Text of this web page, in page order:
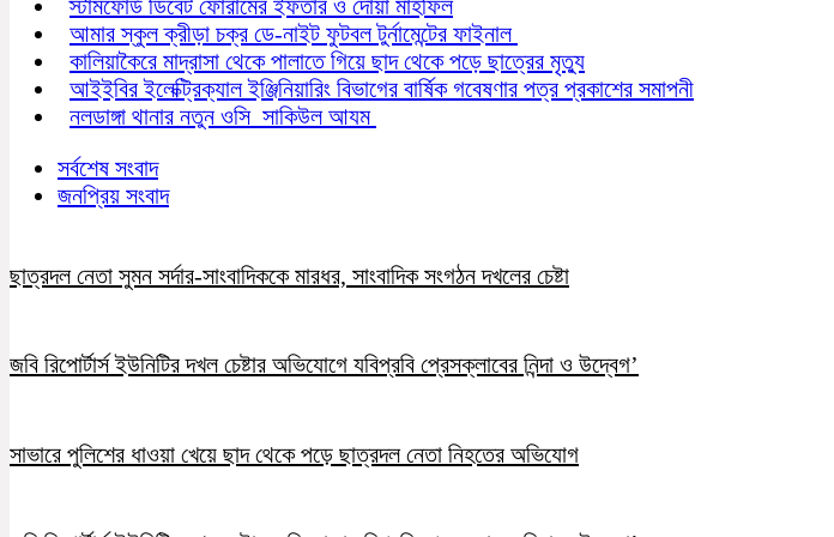
স্টামফোর্ড ডিবেট ফোরামের ইফতার ও দোয়া মাহফিল
আমার স্কুল ক্রীড়া চক্র ডে-নাইট ফুটবল টুর্নামেন্টের ফাইনাল
কালিয়াকৈরে মাদ্রাসা থেকে পালাতে গিয়ে ছাদ থেকে পড়ে ছাত্রের মৃত্যু
আইইবির ইলেক্ট্রিক্যাল ইঞ্জিনিয়ারিং বিভাগের বার্ষিক গবেষণার পত্র প্রকাশের সমাপনী
নলডাঙ্গা থানার নতুন ওসি সাকিউল আযম
সর্বশেষ সংবাদ
জনপ্রিয় সংবাদ
ছাত্রদল নেতা সুমন সর্দার-সাংবাদিককে মারধর, সাংবাদিক সংগঠন দখলের চেষ্টা
জবি রিপোর্টার্স ইউনিটির দখল চেষ্টার অভিযোগে যবিপ্রবি প্রেসক্লাবের নিন্দা ও উদ্বেগ’
সাভারে পুলিশের ধাওয়া খেয়ে ছাদ থেকে পড়ে ছাত্রদল নেতা নিহতের অভিযোগ